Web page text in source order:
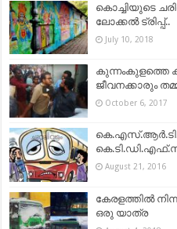
കൊച്ചിയുടെ
ലോക്കല്‍ ട്രിപ്പ്..
July 10, 2018
കുന്നംകുളത്തെ
ജീവനക്കാരും
October 6, 2017
August 21, 2016
കേരളത്തില്‍
ഒരു യാത്ര